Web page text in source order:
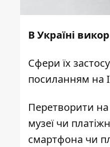
В Україні
Сфери їх
посиланням на
Перетворити
музеї чи
смартфона чи